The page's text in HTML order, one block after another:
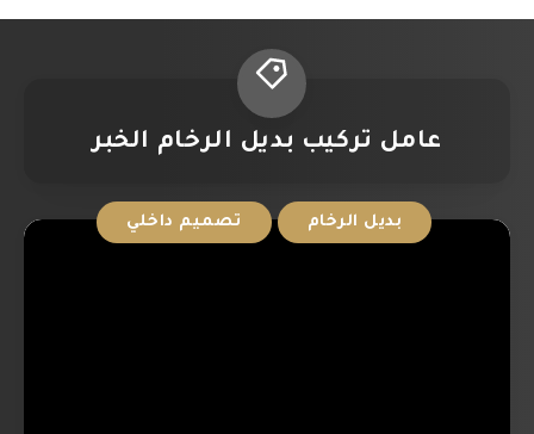
عامل تركيب بديل الرخام الخبر
بديل الرخام تصميم داخلي